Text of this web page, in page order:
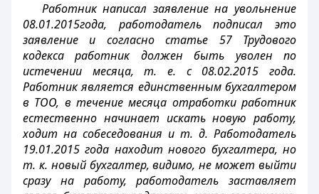
Работник написал заявление на увольнение
08.01.2015года, работодатель подписал это
заявление и согласно статье 57 Трудового
кодекса работник должен быть уволен по
истечении месяца, т. е. с 08.02.2015 года.
Работник является единственным бухгалтером
в ТОО, в течение месяца отработки работник
естественно начинает искать новую работу,
ходит на собеседования и т. д. Работодатель
19.01.2015 года находит нового бухгалтера, но
т. к. новый бухгалтер, видимо, не может выйти
сразу на работу, работодатель заставляет